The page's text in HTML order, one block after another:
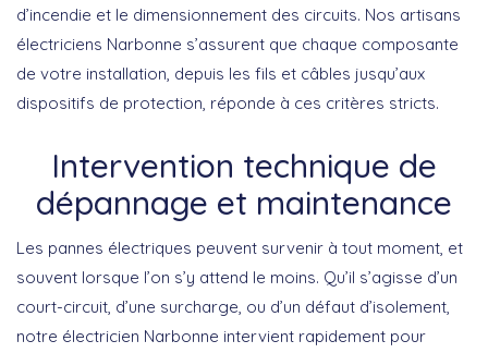
d’incendie et le dimensionnement des circuits. Nos artisans
électriciens Narbonne s’assurent que chaque composante
de votre installation, depuis les fils et câbles jusqu’aux
dispositifs de protection, réponde à ces critères stricts.
Intervention technique de
dépannage et maintenance
Les pannes électriques peuvent survenir à tout moment, et
souvent lorsque l’on s’y attend le moins. Qu’il s’agisse d’un
court-circuit, d’une surcharge, ou d’un défaut d’isolement,
notre électricien Narbonne intervient rapidement pour